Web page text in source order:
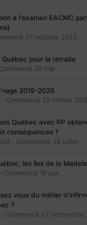
à l'examen EACMC
27 octobre 2023
Québec pour la retraite
26 mai
2019-2026
· Commencé 22 février
Québec avec RP
conséquences ?
· Commencé 28 juillet
les îles de la
· Commencé 16 juin
vous du métier
?
· Commencé 27 septembre